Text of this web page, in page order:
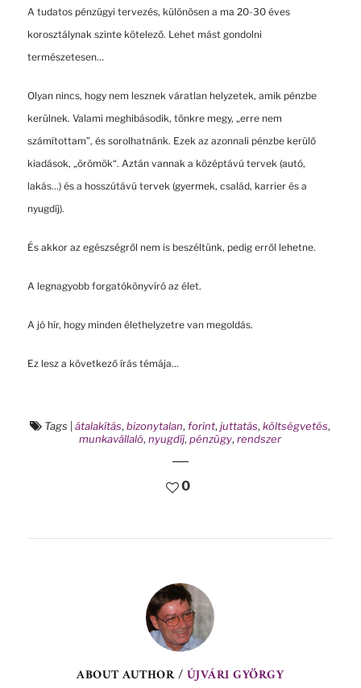
A tudatos pénzügyi tervezés, különösen a ma 20-30 éves
korosztálynak szinte kötelező. Lehet mást gondolni
természetesen…
Olyan nincs, hogy nem lesznek váratlan helyzetek, amik pénzbe
kerülnek. Valami meghibásodik, tönkre megy, „erre nem
számítottam”, és sorolhatnánk. Ezek az azonnali pénzbe kerülő
kiadások, „örömök“. Aztán vannak a középtávú tervek (autó,
lakás…) és a hosszútávú tervek (gyermek, család, karrier és a
nyugdíj).
És akkor az egészségről nem is beszéltünk, pedig erről lehetne.
A legnagyobb forgatókönyvíró az élet.
A jó hír, hogy minden élethelyzetre van megoldás.
Ez lesz a következő írás témája…
Tags |átalakítás,bizonytalan,forint,juttatás,költségvetés,
munkavállaló,nyugdíj,pénzügy,rendszer
0
ABOUT AUTHOR /ÚJVÁRI GYÖRGY